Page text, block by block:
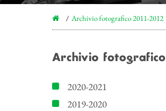
Archivio fotografico 2011-2012
Archivio fotografico
2020-2021
2019-2020